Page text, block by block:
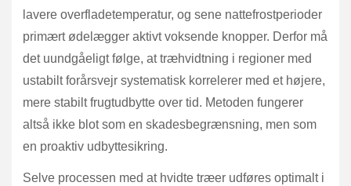
lavere overfladetemperatur, og sene nattefrostperioder
primært ødelægger aktivt voksende knopper. Derfor må
det uundgåeligt følge, at træhvidtning i regioner med
ustabilt forårsvejr systematisk korrelerer med et højere,
mere stabilt frugtudbytte over tid. Metoden fungerer
altså ikke blot som en skadesbegrænsning, men som
en proaktiv udbyttesikring.
Selve processen med at hvidte træer udføres optimalt i